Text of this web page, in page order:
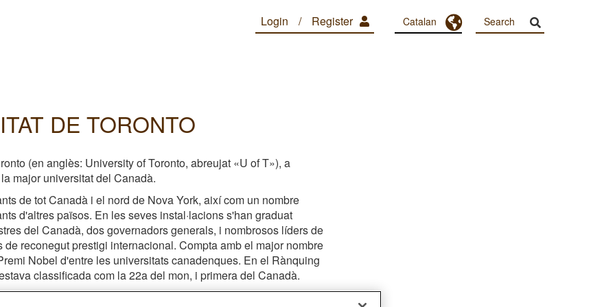
Register
Login Catalan Toggle Dropdown
DE TORONTO
(en anglès: University of Toronto, abreujat «U of T»), a
major universitat del Canadà.
de tot Canadà i el nord de Nova York, així com un nombre
d'altres països. En les seves instal·lacions s'han graduat
del Canadà, dos governadors generals, i nombrosos líders de
reconegut prestigi internacional. Compta amb el major nombre
Nobel d'entre les universitats canadenques. En el Rànquing
classificada com la 22a del mon, i primera del Canadà.